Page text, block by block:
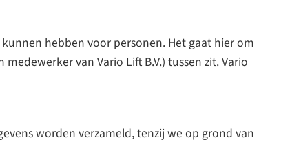
hebben voor personen. Het gaat hier om
van Vario Lift B.V.) tussen zit. Vario
worden verzameld, tenzij we op grond van